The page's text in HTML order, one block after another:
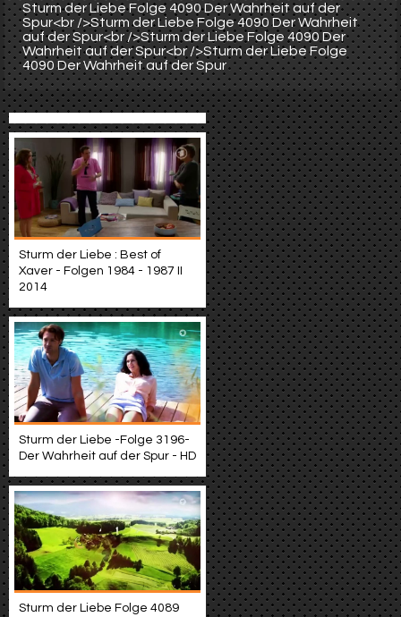
Sturm der Liebe Folge 4090 Der Wahrheit auf der
Spur<br />Sturm der Liebe Folge 4090 Der Wahrheit
auf der Spur<br />Sturm der Liebe Folge 4090 Der
Wahrheit auf der Spur<br />Sturm der Liebe Folge
4090 Der Wahrheit auf der Spur
Sturm der Liebe : Best of
Xaver - Folgen 1984 - 1987 II
2014
Sturm der Liebe -Folge 3196-
Der Wahrheit auf der Spur - HD
Sturm der Liebe Folge 4089